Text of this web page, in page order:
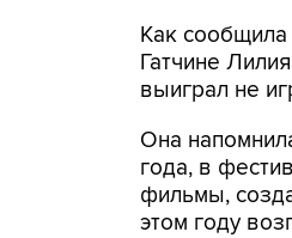
Как
Гатчине
выиграл не
Она
года, в
фильмы,
этом году